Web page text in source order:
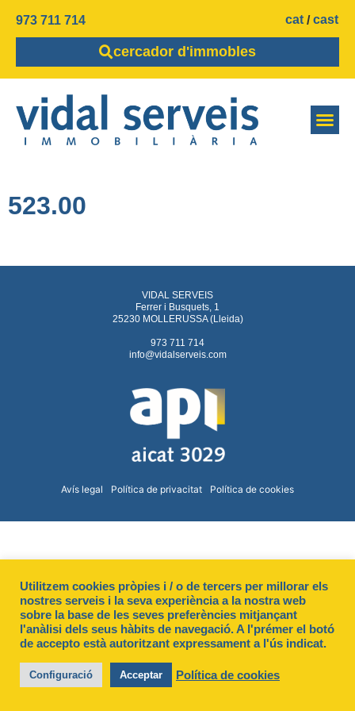
973 711 714 cat cast
cercador d'immobles
523.00
VIDAL SERVEIS
Ferrer i Busquets, 1
25230 MOLLERUSSA (Lleida)
973 711 714
info@vidalserveis.com
Avís legal Política de privacitat Política de cookies
Utilitzem cookies pròpies i / o de tercers per millorar els
nostres serveis i la seva experiència a la nostra web
sobre la base de les seves preferències mitjançant
l'anàlisi dels seus hàbits de navegació. A l'prémer el botó
de accepto està autoritzant expressament a l'ús indicat.
Configuració Acceptar Política de cookies